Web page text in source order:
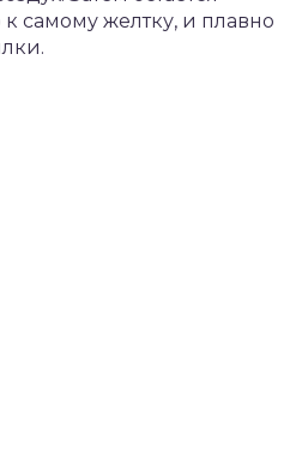
самому желтку, и плавно